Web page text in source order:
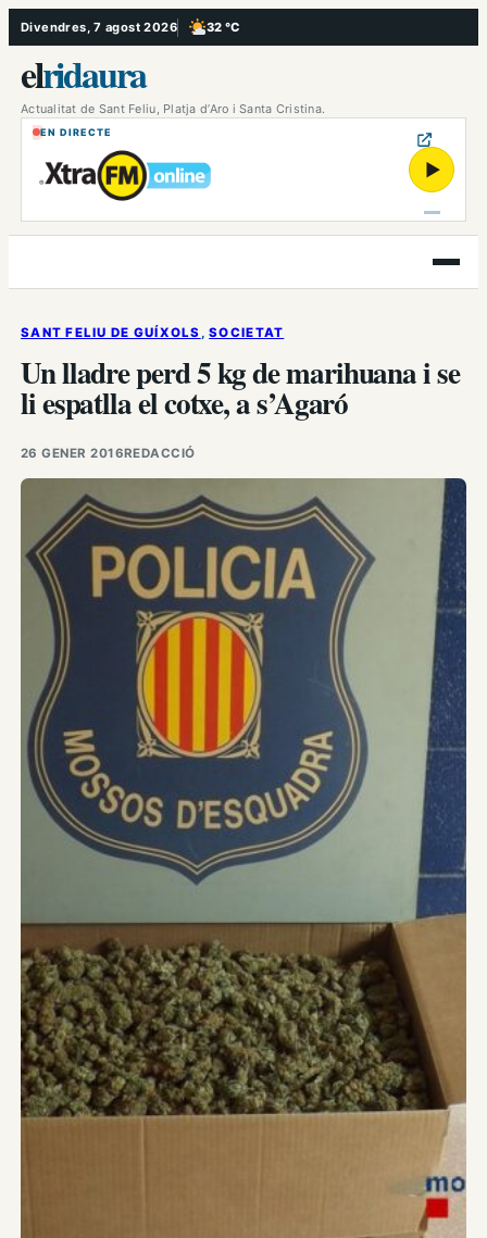
Vés
al
contingut
Divendres, 7 agost 2026 32 °C
, Poc ennuvolat
elridaura
Actualitat de Sant Feliu, Platja d’Aro i Santa Cristina.
EN DIRECTE
▶
Obre
el
SANT FELIU DE GUÍXOLS , SOCIETAT
Un lladre perd 5 kg de marihuana i se
li espatlla el cotxe, a s’Agaró
26 GENER 2016REDACCIÓ